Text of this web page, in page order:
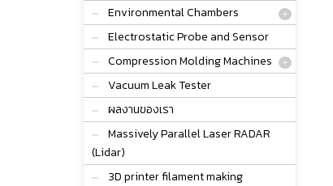
Environmental Chambers
Electrostatic Probe and Sensor
Compression Molding Machines
Vacuum Leak Tester
ผลงานของเรา
Massively Parallel Laser RADAR
(Lidar)
3D printer filament making